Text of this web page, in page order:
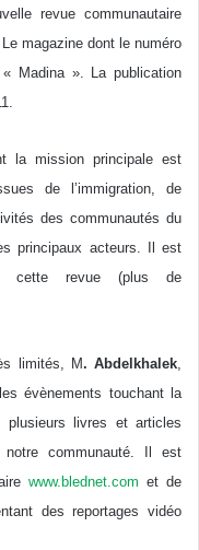
revue communautaire
magazine dont le numéro
Madina ». La publication
la mission principale est
de l’immigration, de
des communautés du
principaux acteurs. Il est
cette revue (plus de
limités, M. Abdelkhalek
évènements touchant la
livres et articles
communauté. Il est
www.blednet.com et de
des reportages vidéo